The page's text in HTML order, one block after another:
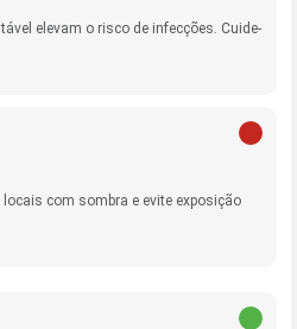
elevam o risco de infecções. Cuide-
locais com sombra e evite exposição